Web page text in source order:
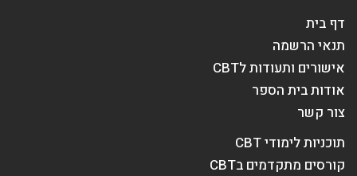
דף בית
תנאי הרשמה
אישורים ותעודות לCBT
אודות בית הספר
צור קשר
תוכניות לימודי CBT
קורסים מתקדמים בCBT